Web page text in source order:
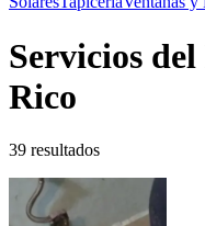
Servicios
Rico
39 resultados